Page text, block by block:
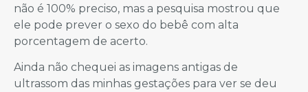
não é 100% preciso, mas a pesquisa mostrou que
ele pode prever o sexo do bebê com alta
porcentagem de acerto.
Ainda não chequei as imagens antigas de
ultrassom das minhas gestações para ver se deu